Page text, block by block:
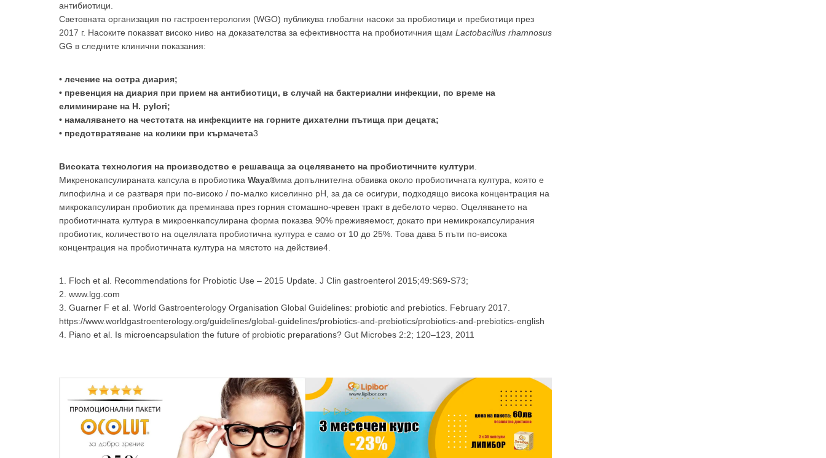
антибиотици.
Световната организация по гастроентерология (WGO) публикува глобални насоки за пробиотици и пребиотици през
2017 г. Насоките показват високо ниво на доказателства за ефективността на пробиотичния щам Lactobacillus rhamnosus
GG в следните клинични показания:
• лечение на остра диария;
• превенция на диария при прием на антибиотици, в случай на бактериални инфекции, по време на
елиминиране на H. pylori;
• намаляването на честотата на инфекциите на горните дихателни пътища при децата;
• предотвратяване на колики при кърмачета3
Високата технология на производство е решаваща за оцеляването на пробиотичните култури
Микренокапсулираната капсула в пробиотика Waya®има допълнителна обвивка около пробиотичната култура, която е
липофилна и се разтваря при по-високо / по-малко киселинно рН, за да се осигури, подходящо висока концентрация на
микрокапсулиран пробиотик да преминава през горния стомашно-чревен тракт в дебелото черво. Оцеляването на
пробиотичната култура в микроенкапсулирана форма показва 90% преживяемост, докато при немикрокапсулирания
пробиотик, количеството на оцелялата пробиотична култура е само от 10 до 25%. Това дава 5 пъти по-висока
концентрация на пробиотичната култура на мястото на действие4.
1. Floch et al. Recommendations for Probiotic Use – 2015 Update. J Clin gastroenterol 2015;49:S69-S73;
2. www.lgg.com
3. Guarner F et al. World Gastroenterology Organisation Global Guidelines: probiotic and prebiotics. February 2017.
https://www.worldgastroenterology.org/guidelines/global-guidelines/probiotics-and-prebiotics/probiotics-and-prebiotics-english
4. Piano et al. Is microencapsulation the future of probiotic preparations? Gut Microbes 2:2; 120–123, 2011